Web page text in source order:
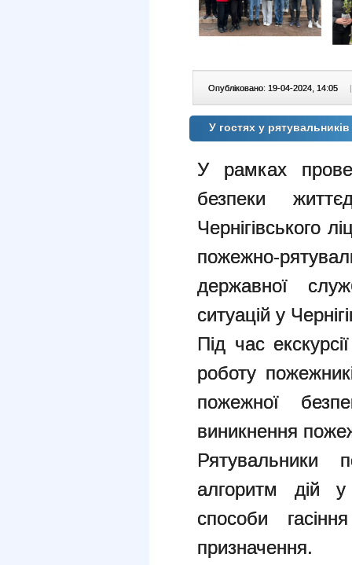
Опубліковано: 19-04-2024, 14:05 |
У гостях у рятувальників
У рамках
безпеки
Чернігівського
пожежно-
державної
ситуацій у
Під час
роботу
пожежної
виникнення
Рятувальники
алгоритм дій
способи
призначення.